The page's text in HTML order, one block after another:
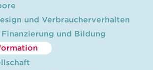
und Verbraucherverhalten
und Bildung